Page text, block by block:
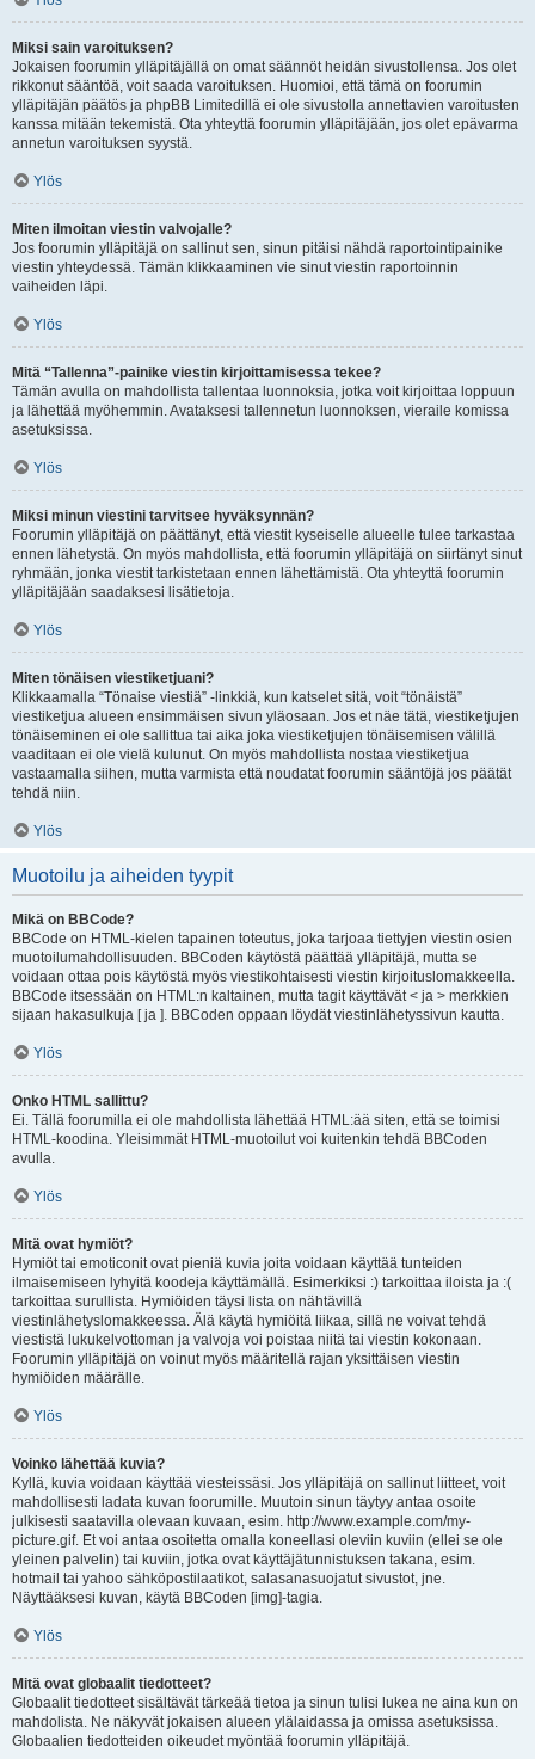
Miksi sain varoituksen?
Jokaisen foorumin ylläpitäjällä on omat säännöt heidän sivustollensa. Jos olet
rikkonut sääntöä, voit saada varoituksen. Huomioi, että tämä on foorumin
ylläpitäjän päätös ja phpBB Limitedillä ei ole sivustolla annettavien varoitusten
kanssa mitään tekemistä. Ota yhteyttä foorumin ylläpitäjään, jos olet epävarma
annetun varoituksen syystä.
Ylös
Miten ilmoitan viestin valvojalle?
Jos foorumin ylläpitäjä on sallinut sen, sinun pitäisi nähdä raportointipainike
viestin yhteydessä. Tämän klikkaaminen vie sinut viestin raportoinnin
vaiheiden läpi.
Ylös
Mitä “Tallenna”-painike viestin kirjoittamisessa tekee?
Tämän avulla on mahdollista tallentaa luonnoksia, jotka voit kirjoittaa loppuun
ja lähettää myöhemmin. Avataksesi tallennetun luonnoksen, vieraile komissa
asetuksissa.
Ylös
Miksi minun viestini tarvitsee hyväksynnän?
Foorumin ylläpitäjä on päättänyt, että viestit kyseiselle alueelle tulee tarkastaa
ennen lähetystä. On myös mahdollista, että foorumin ylläpitäjä on siirtänyt sinut
ryhmään, jonka viestit tarkistetaan ennen lähettämistä. Ota yhteyttä foorumin
ylläpitäjään saadaksesi lisätietoja.
Ylös
Miten tönäisen viestiketjuani?
Klikkaamalla “Tönaise viestiä” -linkkiä, kun katselet sitä, voit “tönäistä”
viestiketjua alueen ensimmäisen sivun yläosaan. Jos et näe tätä, viestiketjujen
tönäiseminen ei ole sallittua tai aika joka viestiketjujen tönäisemisen välillä
vaaditaan ei ole vielä kulunut. On myös mahdollista nostaa viestiketjua
vastaamalla siihen, mutta varmista että noudatat foorumin sääntöjä jos päätät
tehdä niin.
Ylös
Muotoilu ja aiheiden tyypit
Mikä on BBCode?
BBCode on HTML-kielen tapainen toteutus, joka tarjoaa tiettyjen viestin osien
muotoilumahdollisuuden. BBCoden käytöstä päättää ylläpitäjä, mutta se
voidaan ottaa pois käytöstä myös viestikohtaisesti viestin kirjoituslomakkeella.
BBCode itsessään on HTML:n kaltainen, mutta tagit käyttävät < ja > merkkien
sijaan hakasulkuja [ ja ]. BBCoden oppaan löydät viestinlähetyssivun kautta.
Ylös
Onko HTML sallittu?
Ei. Tällä foorumilla ei ole mahdollista lähettää HTML:ää siten, että se toimisi
HTML-koodina. Yleisimmät HTML-muotoilut voi kuitenkin tehdä BBCoden
avulla.
Ylös
Mitä ovat hymiöt?
Hymiöt tai emoticonit ovat pieniä kuvia joita voidaan käyttää tunteiden
ilmaisemiseen lyhyitä koodeja käyttämällä. Esimerkiksi :) tarkoittaa iloista ja :(
tarkoittaa surullista. Hymiöiden täysi lista on nähtävillä
viestinlähetyslomakkeessa. Älä käytä hymiöitä liikaa, sillä ne voivat tehdä
viestistä lukukelvottoman ja valvoja voi poistaa niitä tai viestin kokonaan.
Foorumin ylläpitäjä on voinut myös määritellä rajan yksittäisen viestin
hymiöiden määrälle.
Ylös
Voinko lähettää kuvia?
Kyllä, kuvia voidaan käyttää viesteissäsi. Jos ylläpitäjä on sallinut liitteet, voit
mahdollisesti ladata kuvan foorumille. Muutoin sinun täytyy antaa osoite
julkisesti saatavilla olevaan kuvaan, esim. http://www.example.com/my-
picture.gif. Et voi antaa osoitetta omalla koneellasi oleviin kuviin (ellei se ole
yleinen palvelin) tai kuviin, jotka ovat käyttäjätunnistuksen takana, esim.
hotmail tai yahoo sähköpostilaatikot, salasanasuojatut sivustot, jne.
Näyttääksesi kuvan, käytä BBCoden [img]-tagia.
Ylös
Mitä ovat globaalit tiedotteet?
Globaalit tiedotteet sisältävät tärkeää tietoa ja sinun tulisi lukea ne aina kun on
mahdolista. Ne näkyvät jokaisen alueen ylälaidassa ja omissa asetuksissa.
Globaalien tiedotteiden oikeudet myöntää foorumin ylläpitäjä.